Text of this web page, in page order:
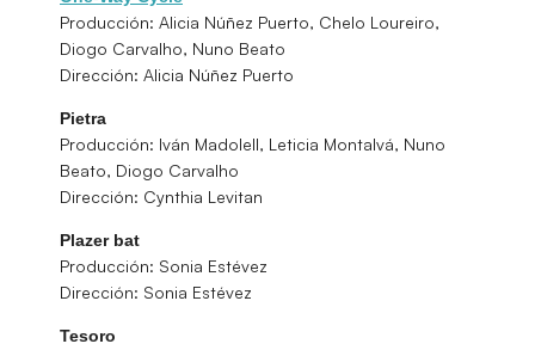
Producción: Alicia Núñez Puerto, Chelo Loureiro,
Diogo Carvalho, Nuno Beato
Dirección: Alicia Núñez Puerto
Pietra
Producción: Iván Madolell, Leticia Montalvá, Nuno
Beato, Diogo Carvalho
Dirección: Cynthia Levitan
Plazer bat
Producción: Sonia Estévez
Dirección: Sonia Estévez
Tesoro